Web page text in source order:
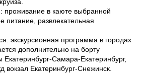
проживание в каюте выбранной
питание, развлекательная
экскурсионная программа в городах
дополнительно на борту
Самара-Екатеринбург,
Екатеринбург-Снежинск.